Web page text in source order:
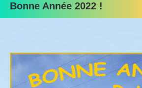
Bonne Année 2022 !